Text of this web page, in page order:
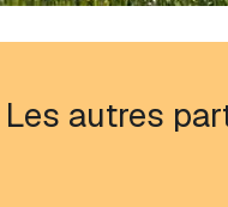
Les autres